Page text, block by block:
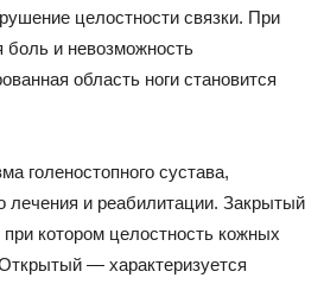
целостности связки. При
боль и невозможность
область ноги становится
голеностопного сустава,
лечения и реабилитации. Закрытый
котором целостность кожных
— характеризуется